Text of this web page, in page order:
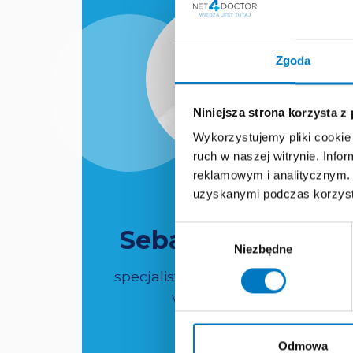
Zgoda
Niniejsza strona korzysta z
Wykorzystujemy pliki
ruch w naszej witrynie.
reklamowym i
uzyskanymi podczas
zgody
Niezbędne
Odmowa
dr n. med.
Sebastian Borys
specjalista diabetologii i chorób
wewnętrznych.